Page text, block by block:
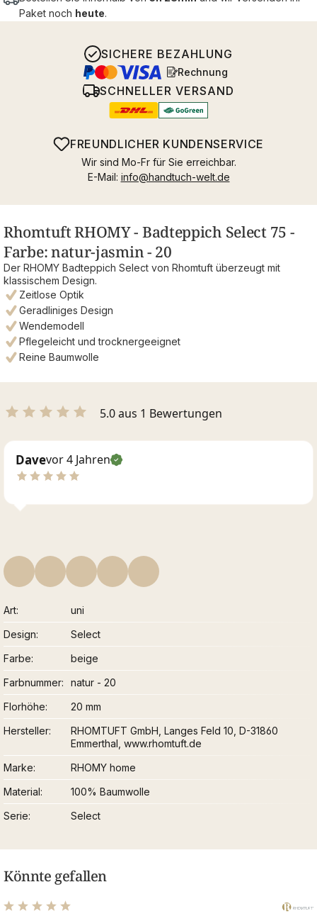
Paket noch heute.
SICHERE BEZAHLUNG
Rechnung
SCHNELLER VERSAND
FREUNDLICHER KUNDENSERVICE
Wir sind Mo-Fr für Sie erreichbar.
E-Mail: info@handtuch-welt.de
Rhomtuft RHOMY - Badteppich Select 75 -
Farbe: natur-jasmin - 20
Der RHOMY Badteppich Select von Rhomtuft überzeugt mit
klassischem Design.
Zeitlose Optik
Geradliniges Design
Wendemodell
Pflegeleicht und trocknergeeignet
Reine Baumwolle
5.0 aus 1 Bewertungen
Davevor 4 Jahren
Art
uni
Design
Select
Farbe
beige
Farbnummer
natur - 20
Florhöhe
20 mm
Hersteller
RHOMTUFT GmbH, Langes Feld 10, D-31860
Emmerthal, www.rhomtuft.de
Marke
RHOMY home
Material
100% Baumwolle
Serie
Select
Könnte gefallen